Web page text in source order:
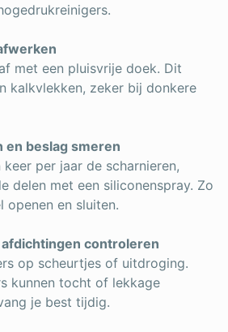
met een pluisvrije doek. Dit
kalkvlekken, zeker bij donkere
en beslag smeren
keer per jaar de scharnieren,
delen met een siliconenspray. Zo
openen en sluiten.
controleren
op scheurtjes of uitdroging.
kunnen tocht of lekkage
je best tijdig.